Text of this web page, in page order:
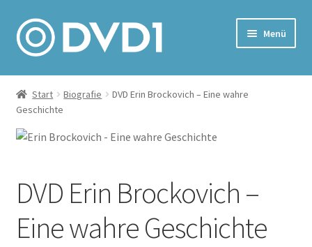
Zur
Navigation
springen
Zum
Inhalt
springen
Menü
Home
Versand & Lieferung
Start Biografie
DVD Erin Brockovich – Eine wahre
Geschichte
DVD Erin Brockovich –
Eine wahre Geschichte